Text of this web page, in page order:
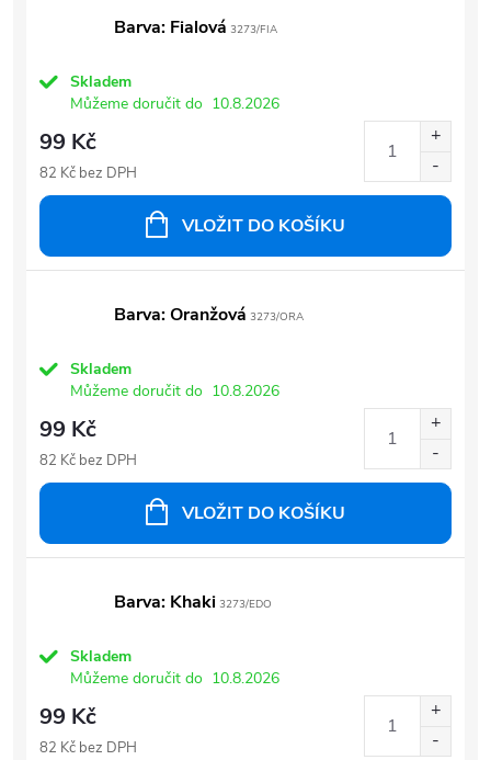
Barva: Fialová 3273/FIA
Skladem
Můžeme doručit do 10.8.2026
99 Kč
82 Kč bez DPH
VLOŽIT DO KOŠÍKU
Barva: Oranžová 3273/ORA
Skladem
Můžeme doručit do 10.8.2026
99 Kč
82 Kč bez DPH
VLOŽIT DO KOŠÍKU
Barva: Khaki 3273/EDO
Skladem
Můžeme doručit do 10.8.2026
99 Kč
82 Kč bez DPH